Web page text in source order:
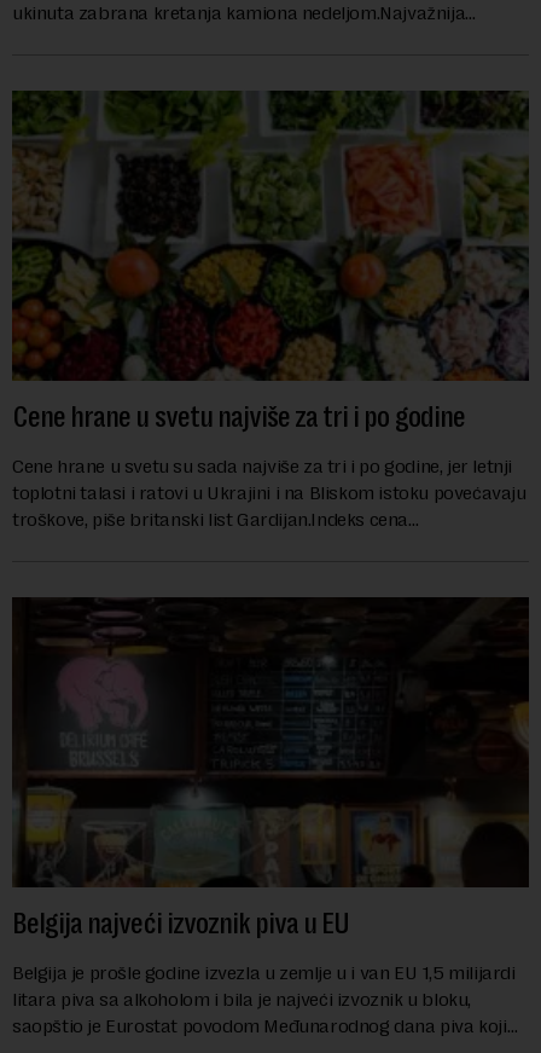
ukinuta zabrana kretanja kamiona nedeljom.Najvažnija
Cene hrane u svetu najviše za tri i po godine
Cene hrane u svetu su sada najviše za tri i po godine, jer letnji
toplotni talasi i ratovi u Ukrajini i na Bliskom istoku povećavaju
troškove, piše britanski list Gardijan.Indeks cena
Belgija najveći izvoznik piva u EU
Belgija je prošle godine izvezla u zemlje u i van EU 1,5 milijardi
litara piva sa alkoholom i bila je najveći izvoznik u bloku,
saopštio je Eurostat povodom Međunarodnog dana piva koji